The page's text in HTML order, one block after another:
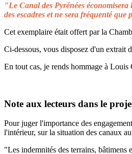
"Le Canal des Pyrénées
des escadres et ne sera fréquenté
Cet exemplaire était offert par la
Ci-dessous, vous disposez d'un extrait
En tout cas, je rends hommage à Louis
Note aux lecteurs dans le
Pour juger l'importance des
l'intérieur, sur la situation des canaux
"Les indemnités des terrains, bâtimens